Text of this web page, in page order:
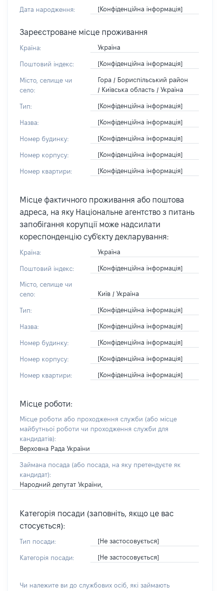
Дата народження: [Конфіденційна інформація]
Зареєстроване місце проживання
Країна: Україна
Поштовий індекс: [Конфіденційна інформація]
Місто, селище чи
село:
Гора / Бориспільський район
/ Київська область / Україна
Тип: [Конфіденційна інформація]
Назва: [Конфіденційна інформація]
Номер будинку: [Конфіденційна інформація]
Номер корпусу: [Конфіденційна інформація]
Номер квартири: [Конфіденційна інформація]
Місце фактичного проживання або поштова
адреса, на яку Національне агентство з питань
запобігання корупції може надсилати
кореспонденцію суб'єкту декларування:
Країна: Україна
Поштовий індекс: [Конфіденційна інформація]
Місто, селище чи
село:
Київ / Україна
Тип: [Конфіденційна інформація]
Назва: [Конфіденційна інформація]
Номер будинку: [Конфіденційна інформація]
Номер корпусу: [Конфіденційна інформація]
Номер квартири: [Конфіденційна інформація]
Місце роботи:
Місце роботи або проходження служби (або місце
майбутньої роботи чи проходження служби для
кандидатів):
Верховна Рада України
Займана посада (або посада, на яку претендуєте як
кандидат):
Народний депутат України,
Категорія посади (заповніть, якщо це вас
стосується):
Тип посади: [Не застосовується]
Категорія посади: [Не застосовується]
Чи належите ви до службових осіб, які займають